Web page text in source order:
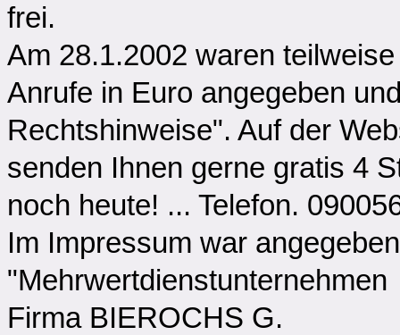
frei.
Am 28.1.2002 waren
Anrufe in Euro angegeben
Rechtshinweise". Auf der
senden Ihnen gerne gratis 4
noch heute! ... Telefon.
Im Impressum war
"Mehrwertdienstunternehmen
Firma BIEROCHS G.